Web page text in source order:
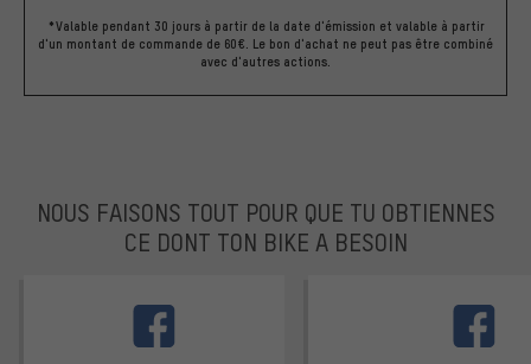
*Valable pendant 30 jours à partir de la date d'émission et valable à partir
d'un montant de commande de 60€. Le bon d'achat ne peut pas être combiné
avec d'autres actions.
NOUS FAISONS TOUT POUR QUE TU OBTIENNES
CE DONT TON BIKE A BESOIN